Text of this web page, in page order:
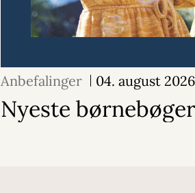
Anbefalinger 04. august 2026
Nyeste